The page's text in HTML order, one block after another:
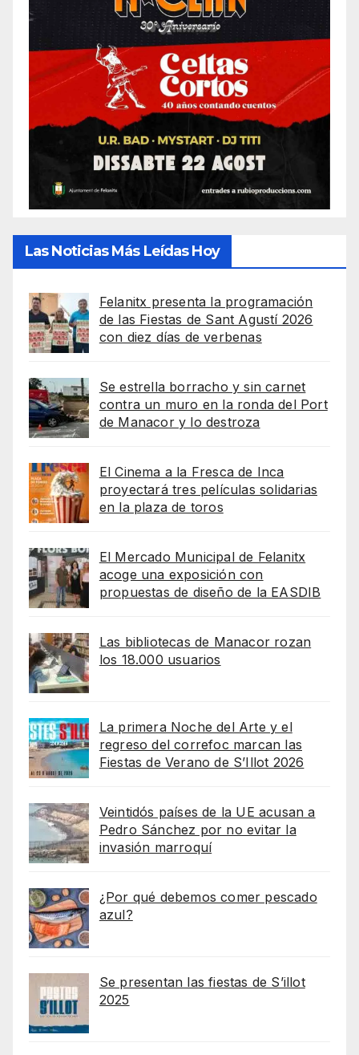
Las Noticias Más Leídas Hoy
Felanitx presenta la programación
de las Fiestas de Sant Agustí 2026
con diez días de verbenas
Se estrella borracho y sin carnet
contra un muro en la ronda del Port
de Manacor y lo destroza
El Cinema a la Fresca de Inca
proyectará tres películas solidarias
en la plaza de toros
El Mercado Municipal de Felanitx
acoge una exposición con
propuestas de diseño de la EASDIB
Las bibliotecas de Manacor rozan
los 18.000 usuarios
La primera Noche del Arte y el
regreso del correfoc marcan las
Fiestas de Verano de S’Illot 2026
Veintidós países de la UE acusan a
Pedro Sánchez por no evitar la
invasión marroquí
¿Por qué debemos comer pescado
azul?
Se presentan las fiestas de S’illot
2025